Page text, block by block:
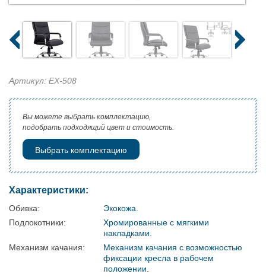
Артикул: EX-508
Вы можете выбрать комплектацию,
подобрать подходящий цвет и стоимость.
Выбрать комплектацию
Характеристики:
Обивка:
Экокожа.
Подлокотники:
Хромированные с мягкими
накладками.
Механизм качания:
Механизм качания с возможностью
фиксации кресла в рабочем
положении.